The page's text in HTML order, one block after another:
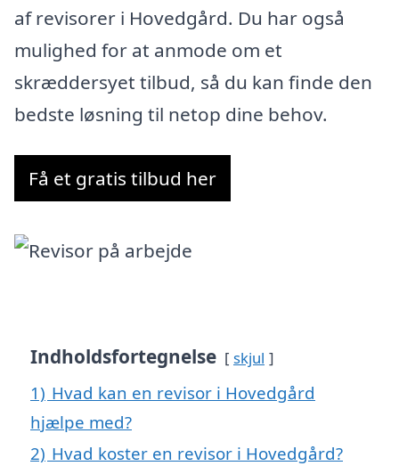
af revisorer i Hovedgård. Du har også
mulighed for at anmode om et
skræddersyet tilbud, så du kan finde den
bedste løsning til netop dine behov.
Få et gratis tilbud her
Indholdsfortegnelse skjul
1) Hvad kan en revisor i Hovedgård
hjælpe med?
2) Hvad koster en revisor i Hovedgård?